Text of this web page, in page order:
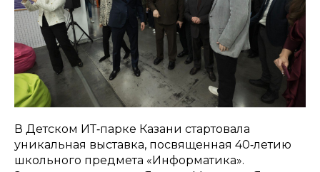
В Детском ИТ‑парке Казани стартовала
уникальная выставка, посвященная 40‑летию
школьного предмета «Информатика».